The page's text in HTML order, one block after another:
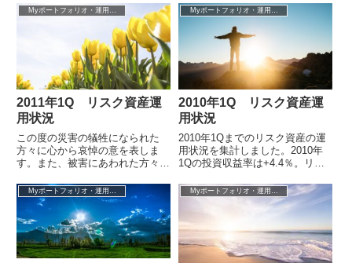
1Q）の投資収益率は-3.81％...
年2Q）の投資収益率は+6.0％と
な...
Myポートフォリオ・運用成績
2011年1Q リスク資産運
用状況
この度の災害の犠牲になられた
方々に心から哀悼の意を表しま
す。また、被害にあわれた方々に
日も早い復興をお祈りいたしま
す。さて、福島原...
Myポートフォリオ・運用成績
2010年1Q リスク資産運
用状況
2010年1Qまでのリスク資産の運
用状況を集計しました。2010年
1Qの投資収益率は+4.4％。リス
累計では－20.8％となってい...